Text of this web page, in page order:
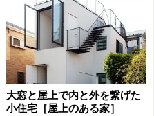
2017年9月
74.65m2
44.72m2
133.96m
YODAアーキテクツ／余田正徳 余
大窓と屋上で内と外を繋げた
小住宅［屋上のある家］